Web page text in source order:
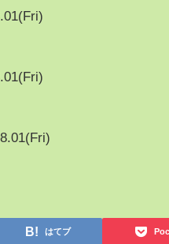
はてブ